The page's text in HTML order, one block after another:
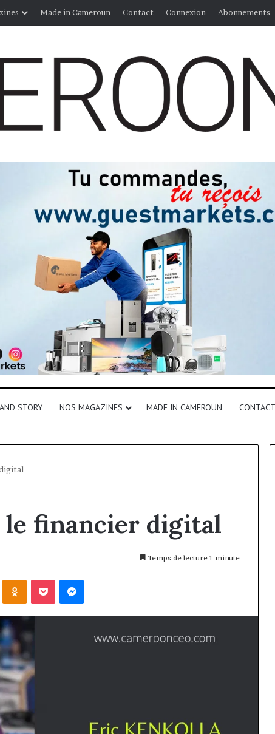
Made in Cameroun Contact Connexion Abonnements
STORY NOS MAGAZINES MADE IN CAMEROUN CONTACT
le financier digital
Temps de lecture 1 minute
Odnoklassniki
Pocket Messenger